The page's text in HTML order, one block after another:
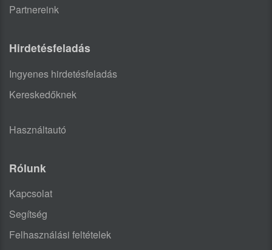
Partnereink
Hirdetésfeladás
Ingyenes hirdetésfeladás
Kereskedőknek
Használtautó
Rólunk
Kapcsolat
Segítség
Felhasználási feltételek